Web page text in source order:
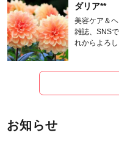
ダリア**
美容ケア＆
雑誌、SNS
れからよろ
お知らせ